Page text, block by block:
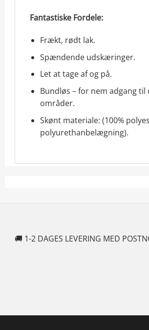
Fantastiske Fordele:
Frækt, rødt lak.
Spændende udskæringer.
Let at tage af og på.
Bundløs – for nem adgang
områder.
Skønt materiale: (100%
polyurethanbelægning).
🚚 1-2 DAGES LEVERING MED